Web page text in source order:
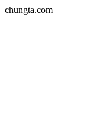
chungta.com